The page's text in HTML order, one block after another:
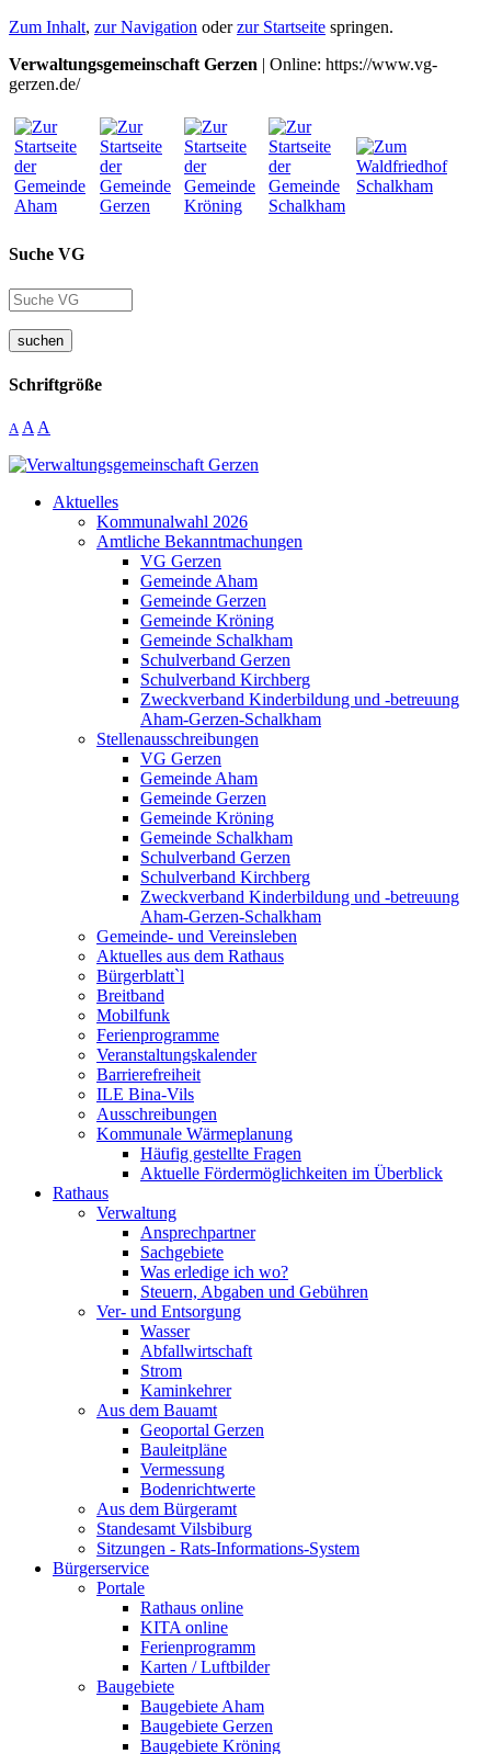
Zum Inhalt, zur Navigation oderzur Startseite springen.
Verwaltungsgemeinschaft Gerzen | Online: https://www.vg-
gerzen.de/
Suche VG
suchen
Schriftgröße
A A A
Aktuelles
Kommunalwahl 2026
Amtliche Bekanntmachungen
VG Gerzen
Gemeinde Aham
Gemeinde Gerzen
Gemeinde Kröning
Gemeinde Schalkham
Schulverband Gerzen
Schulverband Kirchberg
Zweckverband Kinderbildung und -betreuung
Aham-Gerzen-Schalkham
Stellenausschreibungen
VG Gerzen
Gemeinde Aham
Gemeinde Gerzen
Gemeinde Kröning
Gemeinde Schalkham
Schulverband Gerzen
Schulverband Kirchberg
Zweckverband Kinderbildung und -betreuung
Aham-Gerzen-Schalkham
Gemeinde- und Vereinsleben
Aktuelles aus dem Rathaus
Bürgerblatt`l
Breitband
Mobilfunk
Ferienprogramme
Veranstaltungskalender
Barrierefreiheit
ILE Bina-Vils
Ausschreibungen
Kommunale Wärmeplanung
Häufig gestellte Fragen
Aktuelle Fördermöglichkeiten im Überblick
Rathaus
Verwaltung
Ansprechpartner
Sachgebiete
Was erledige ich wo?
Steuern, Abgaben und Gebühren
Ver- und Entsorgung
Wasser
Abfallwirtschaft
Strom
Kaminkehrer
Aus dem Bauamt
Geoportal Gerzen
Bauleitpläne
Vermessung
Bodenrichtwerte
Aus dem Bürgeramt
Standesamt Vilsbiburg
Sitzungen - Rats-Informations-System
Bürgerservice
Portale
Rathaus online
KITA online
Ferienprogramm
Karten / Luftbilder
Baugebiete
Baugebiete Aham
Baugebiete Gerzen
Baugebiete Kröning